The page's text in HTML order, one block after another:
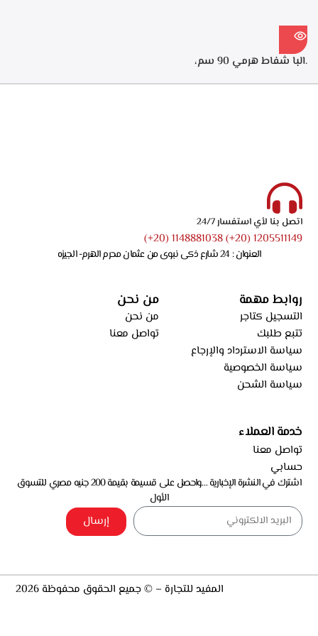
.البا شفاط هرمي 90 سم،
اتصل بنا لأي استفسار 24/7
1205511149 (20+) 1148881038 (20+)
العنوان : 24 شارع ذكى نبوى من عثمان محرم الهرم- الجيزه
روابط مهمة
التسجيل كتاجر
تتبع طلبك
سياسة الاسترداد والإرجاع
سياسة الخصوصية
سياسة الشحن
من نحن
من نحن
تواصل معنا
خدمة العملاء
تواصل معنا
حسابي
اشترك في النشرة الإخبارية …واحصل على قسيمة بقيمة 200 جنيه مصري للتسوق
الأول
إرسال
المفيد للتجارة – © جميع الحقوق محفوظة 2026